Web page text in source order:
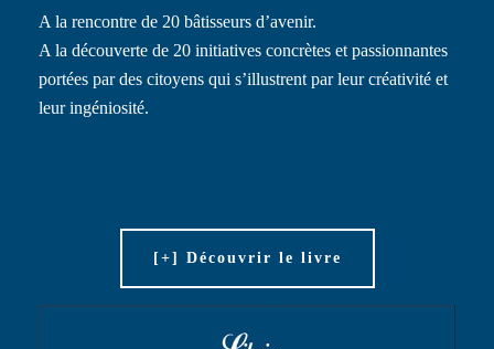
A la rencontre de 20 bâtisseurs d’avenir.
A la découverte de 20 initiatives concrètes et passionnantes
portées par des citoyens qui s’illustrent par leur créativité et
leur ingéniosité.
[+] Découvrir le livre